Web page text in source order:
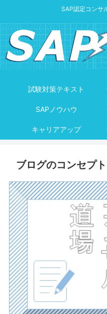
SAP認定コンサ
試験対策テキスト
SAPノウハウ
キャリアアップ
ブログのコンセプ